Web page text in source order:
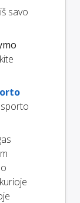
iš savo